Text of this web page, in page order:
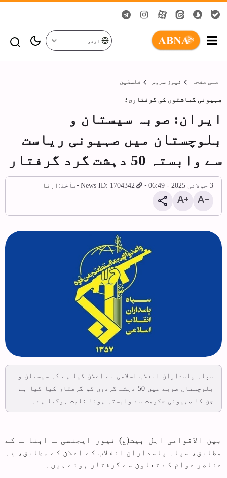
اردو
اصلی صفحہ نیوز سروس فلسطین
صہیونی گماشتوں کی گرفتاری؛
ایران: صوبہ سیستان و
بلوچستان میں صہیونی ریاست
سے وابستہ 50 دہشت گرد گرفتار
3 جولائی 2025 - 06:49 News ID: 1704342 مآخذ: ارنا
سپاہ پاسداران انقلاب اسلامی نے اعلان کیا ہے کہ سیستان و
بلوچستان صوبے میں 50 دہشت گردوں کو گرفتار کیا گیا ہے
جن کا صہیونی حکومت سے وابستہ ہونا ثابت ہوگیا ہے۔
بین الاقوامی اہل بیت(ع) نیوز ایجنسی ـ ابنا ـ کے
مطابق، سپاہ پاسداران انقلاب کے اعلان کے مطابق، یہ
عناصر عوام کے تعاون سے گرفتار ہوئے ہیں۔